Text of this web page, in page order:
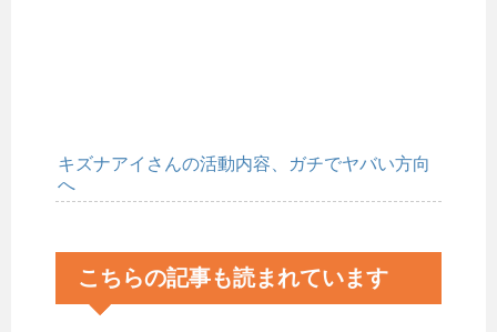
キズナアイさんの活動内容、ガチでヤバい方向
へ
こちらの記事も読まれています